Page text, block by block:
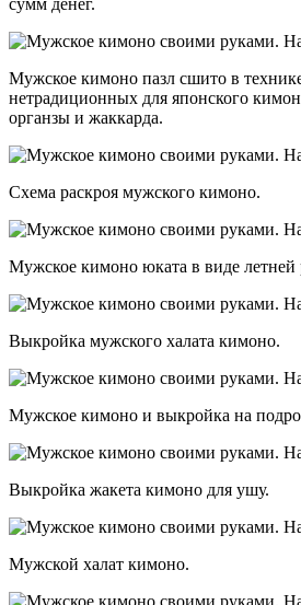
Мужское кимоно пазл сшито в
нетрадиционных для японского
органзы и жаккарда.
Схема раскроя мужского кимоно.
Мужское кимоно юката в виде летней
Выкройка мужского халата кимоно.
Мужское кимоно и выкройка на
Выкройка жакета кимоно для ушу.
Мужской халат кимоно.